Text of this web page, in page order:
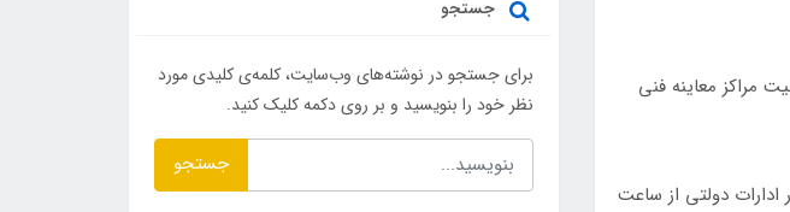
مراکز معاینه فنی
ادارات دولتی از ساعت
جستجو
برای جستجو در نوشته‌های وب‌سایت، کلمه‌ی کلیدی مورد
نظر خود را بنویسید و بر روی دکمه کلیک کنید.
جستجو